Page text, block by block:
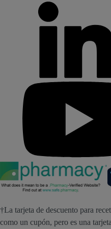
†La tarjeta de descuento para
como un cupón, pero es una